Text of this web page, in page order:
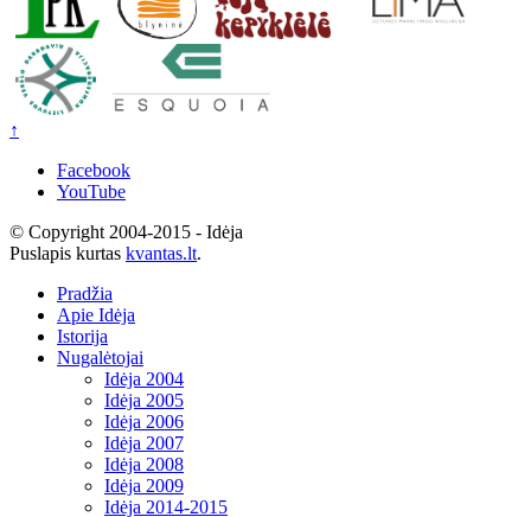
↑
Facebook
YouTube
© Copyright 2004-2015 - Idėja
Puslapis kurtas kvantas.lt.
Pradžia
Apie Idėja
Istorija
Nugalėtojai
Idėja 2004
Idėja 2005
Idėja 2006
Idėja 2007
Idėja 2008
Idėja 2009
Idėja 2014-2015